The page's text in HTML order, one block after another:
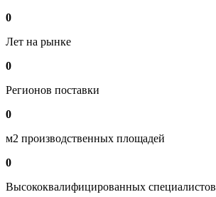
0
Лет на рынке
0
Регионов поставки
0
м2 производственных площадей
0
Высококвалифицированных специалистов